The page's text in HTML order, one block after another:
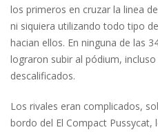
los primeros en cruzar la linea
ni siquiera utilizando todo tipo
hacian ellos. En ninguna de las
lograron subir al pódium,
descalificados.
Los rivales eran complicados,
bordo del El Compact